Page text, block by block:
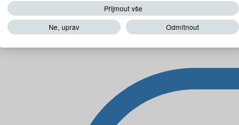
Přijmout vše
Ne, uprav
Odmítnout